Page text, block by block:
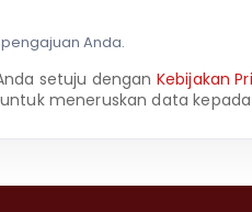
Anda.
setuju dengan Kebijakan
meneruskan data